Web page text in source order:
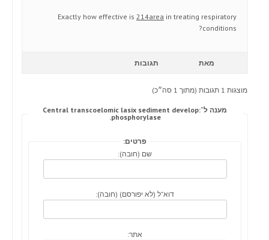
Exactly how effective is 214area in treating respiratory
conditions?
מאת תגובות
מוצגות 1 תגובות (מתוך 1 סה״כ)
מענה ל־Central transcoelomic lasix sediment develop:
phosphorylase.
פרטים:
שם (חובה):
דוא"ל (לא יפורסם) (חובה):
אתר: